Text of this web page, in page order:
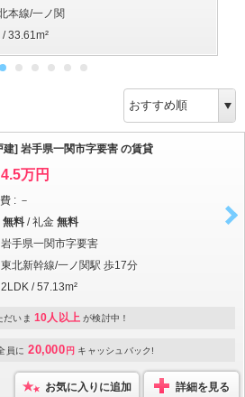
本線/一ノ関
/ 33.61m²
建] 岩手県一関市字要害 の賃貸
4.5万円
: －
無料 / 礼金 無料
岩手県一関市字要害
東北新幹線/一ノ関駅 歩17分
2LDK / 57.13m²
だいま 10人以上 が検討中！
員に 20,000 円 キャッシュバック!
お気に入りに追加 詳細を見る